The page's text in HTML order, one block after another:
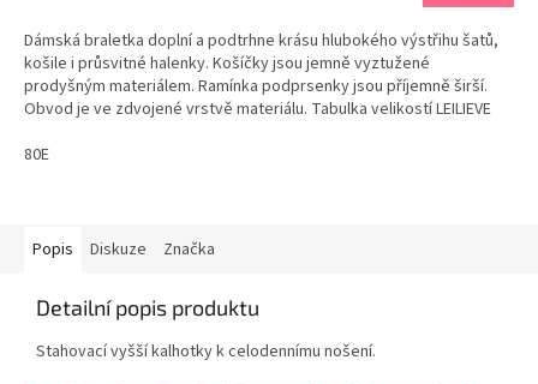
Dámská braletka doplní a podtrhne krásu hlubokého výstřihu šatů,
košile i průsvitné halenky. Košíčky jsou jemně vyztužené
prodyšným materiálem. Ramínka podprsenky jsou příjemně širší.
Obvod je ve zdvojené vrstvě materiálu. Tabulka velikostí LEILIEVE
80E
Popis Diskuze Značka
Detailní popis produktu
Stahovací vyšší kalhotky k celodennímu nošení.